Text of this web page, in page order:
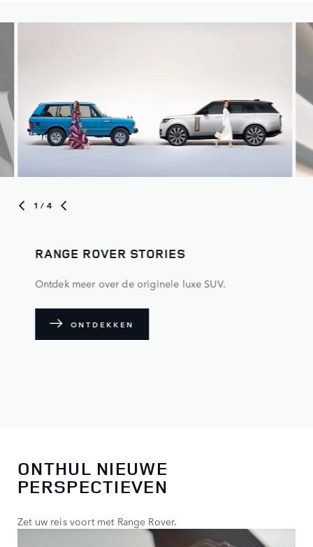
1 / 4
RANGE ROVER STORIES
Ontdek meer over de originele luxe SUV.
ONTDEKKEN
ONTHUL NIEUWE
PERSPECTIEVEN
Zet uw reis voort met Range Rover.